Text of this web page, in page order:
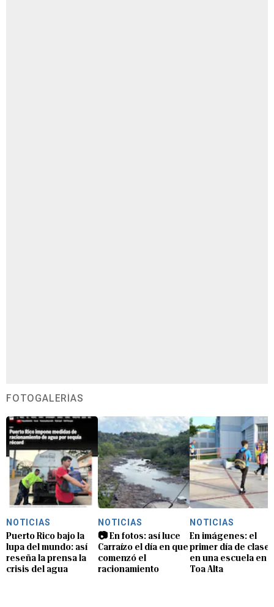
FOTOGALERÍAS
NOTICIAS
Puerto Rico bajo la
lupa del mundo: así
reseña la prensa la
crisis del agua
NOTICIAS
📷 En fotos: así luce
Carraízo el día en que
comenzó el
racionamiento
NOTICIAS
En imágenes: el
primer día de clases
en una escuela en
Toa Alta